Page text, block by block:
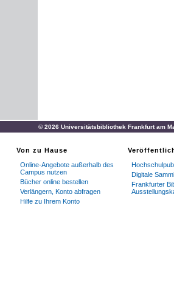
© 2026 Universitätsbibliothek Frankfurt am
Von zu Hause
Online-Angebote außerhalb des
Campus nutzen
Bücher online bestellen
Verlängern, Konto abfragen
Hilfe zu Ihrem Konto
Digitale
Frankfurter